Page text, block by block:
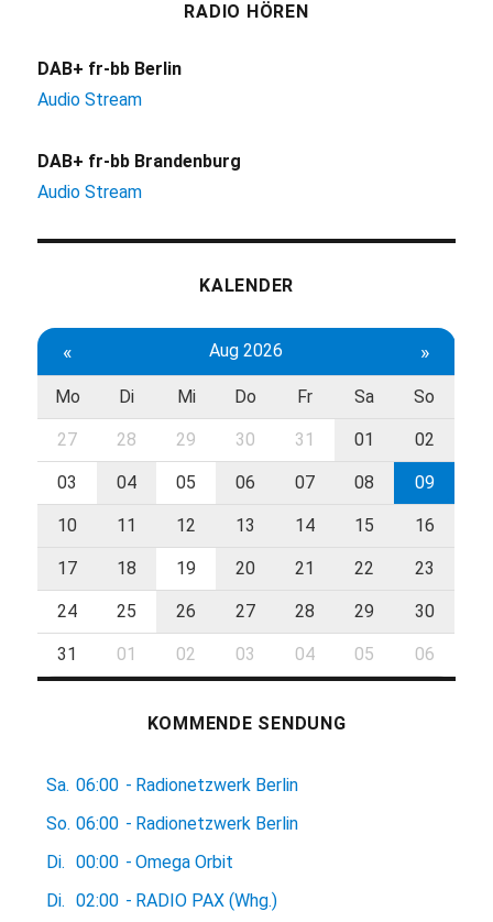
RADIO HÖREN
DAB+ fr-bb Berlin
Audio Stream
DAB+ fr-bb Brandenburg
Audio Stream
KALENDER
« Aug 2026 »
Mo Di Mi Do Fr Sa So
27 28 29 30 31 01 02
03 04 05 06 07 08 09
10 11 12 13 14 15 16
17 18 19 20 21 22 23
24 25 26 27 28 29 30
31 01 02 03 04 05 06
KOMMENDE SENDUNG
Sa. 06:00 - Radionetzwerk Berlin
So. 06:00 - Radionetzwerk Berlin
Di.
00:00 - Omega Orbit
Di.
02:00 - RADIO PAX (Whg.)